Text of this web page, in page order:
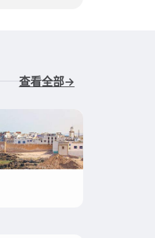
查看全部→